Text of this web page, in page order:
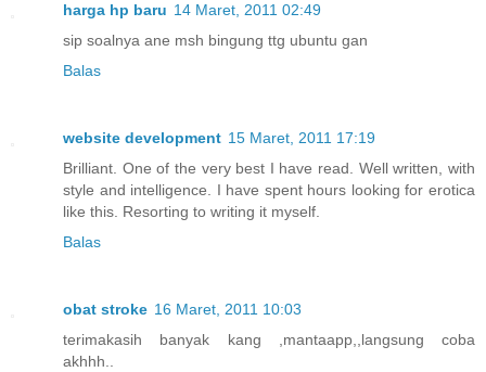
harga hp baru 14 Maret, 2011 02:49
sip soalnya ane msh bingung ttg ubuntu gan
Balas
website development 15 Maret, 2011 17:19
Brilliant. One of the very best I have read. Well written, with
style and intelligence. I have spent hours looking for erotica
like this. Resorting to writing it myself.
Balas
obat stroke 16 Maret, 2011 10:03
terimakasih banyak kang ,mantaapp,,langsung coba
akhhh..